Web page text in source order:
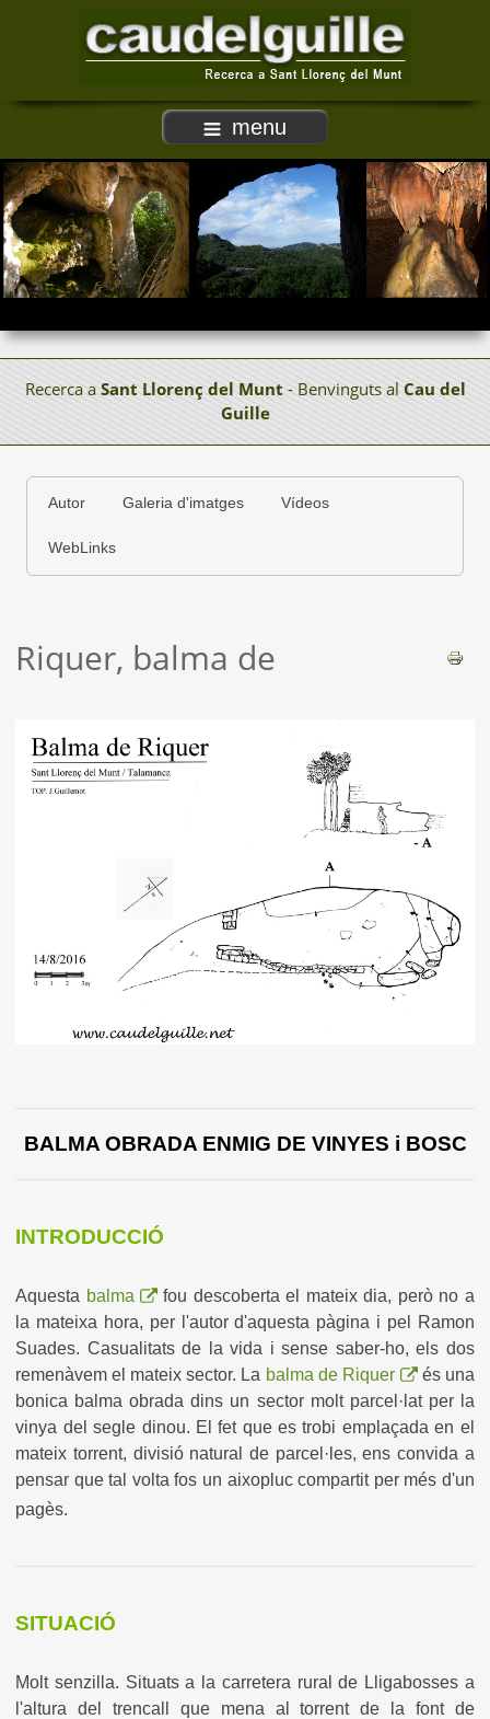
menu
Recerca a Sant Llorenç del Munt- Benvinguts al Cau del
Guille
Autor Galeria d'imatges Vídeos
WebLinks
Riquer, balma de
BALMA OBRADA ENMIG DE VINYES i BOSC
INTRODUCCIÓ
Aquesta balma
fou descoberta el mateix dia, però no a
la mateixa hora, per l'autor d'aquesta pàgina i pel Ramon
Suades. Casualitats de la vida i sense saber-ho, els dos
remenàvem el mateix sector. La balma de Riquer
és una
bonica balma obrada dins un sector molt parcel·lat per la
vinya del segle dinou. El fet que es trobi emplaçada en el
mateix torrent, divisió natural de parcel·les, ens convida a
pensar que tal volta fos un aixopluc compartit per més d'un
pagès.
SITUACIÓ
Molt senzilla. Situats a la carretera rural de Lligabosses a
l'altura del trencall que mena al torrent de la font de